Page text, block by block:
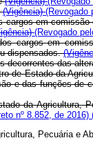
(Vigência)(Revogado
cargos em
(Revogado
cargos em
dispensados.
decorrentes das
de Estado da
e das funções de
da Agricultura,
nº 8.852, de 2016)
Pecuária e